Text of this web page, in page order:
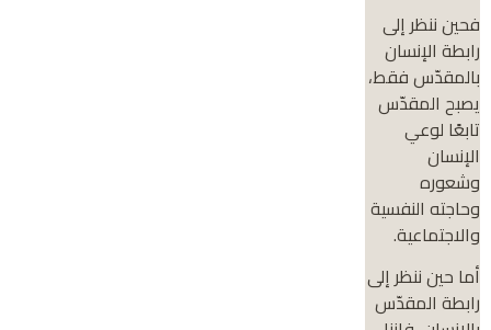
فحين ننظر إلى
رابطة الإنسان
بالمقدّس فقط،
يصبح المقدّس
تابعًا لوعي
الإنسان
وشعوره
وحاجته النفسية
والاجتماعية.
أما حين ننظر إلى
رابطة المقدّس